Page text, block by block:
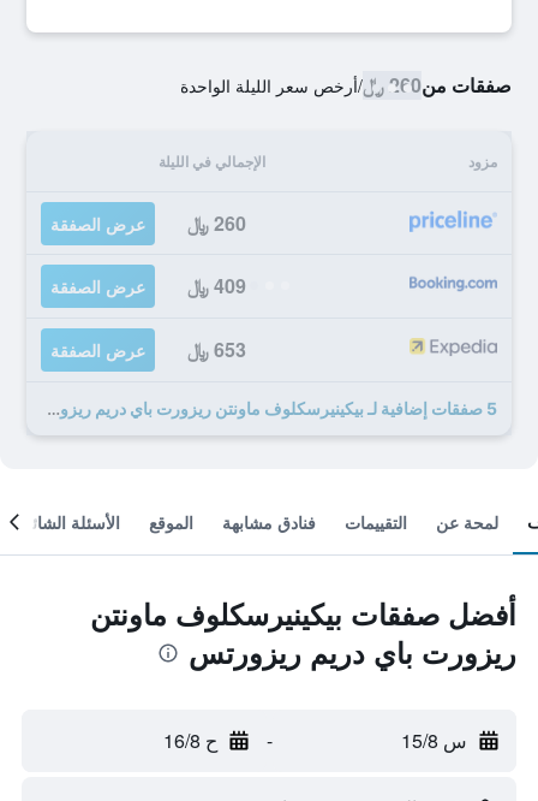
صفقات من260 ﷼ /أرخص سعر الليلة الواحدة
مزود الإجمالي في الليلة
260 ﷼ عرض الصفقة
409 ﷼ عرض الصفقة
653 ﷼ عرض الصفقة
5 صفقات إضافية لـ بيكينيرسكلوف ماونتن ريزورت باي دريم ريزورتس
لمحة عن التقييمات فنادق مشابهة الموقع الأسئلة الشائعة
أفضل صفقات بيكينيرسكلوف ماونتن
ريزورت باي دريم ريزورتس
س 15/8 - ح 16/8